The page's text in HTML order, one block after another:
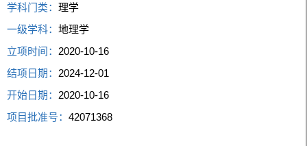
学科门类：理学
一级学科：地理学
立项时间：2020-10-16
结项日期：2024-12-01
开始日期：2020-10-16
项目批准号：42071368